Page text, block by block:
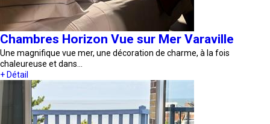
Chambres Horizon Vue sur Mer Varaville
Une magnifique vue mer, une décoration de charme, à la fois
chaleureuse et dans…
+ Détail